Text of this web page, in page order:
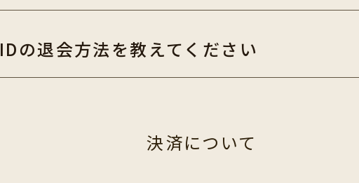
の退会方法を教えてください
決済について